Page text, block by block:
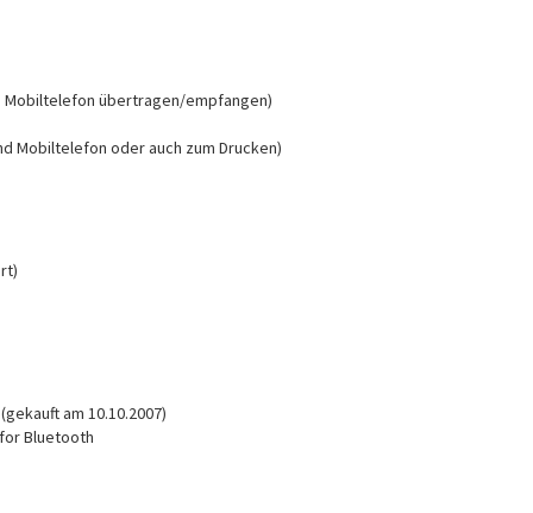
Mobiltelefon übertragen/empfangen)
Mobiltelefon oder auch zum Drucken)
am 10.10.2007)
Bluetooth